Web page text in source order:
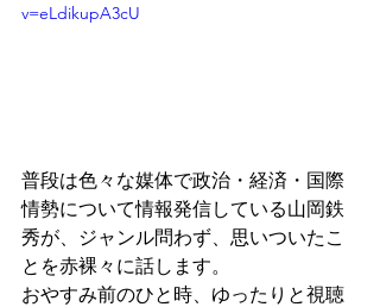
v=eLdikupA3cU
普段は色々な媒体で政治・経済・国際
情勢について情報発信している山岡鉄
秀が、ジャンル問わず、思いついたこ
とを赤裸々に話します。
おやすみ前のひと時、ゆったりと視聴